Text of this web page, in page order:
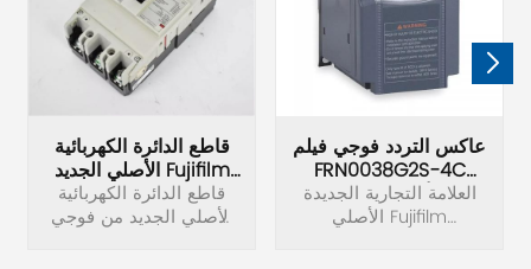
قاطع الدائرة الكهربائية
الأصلي الجديد Fujifilm
BW125JAG-3P
قاطع الدائرة الكهربائية
الأصلي الجديد من فوجي
عاكس التردد فوجي فيلم
FRN0038G2S-4C
الأصلي الجديد
العلامة التجارية الجديدة
الأصلي Fujifilm